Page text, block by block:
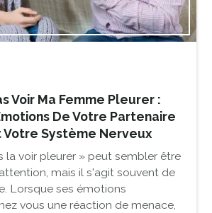
Voir Ma Femme Pleurer :
De Votre Partenaire
Système Nerveux
la voir pleurer » peut sembler être
mais il s'agit souvent de
Lorsque ses émotions
vous une réaction de menace,